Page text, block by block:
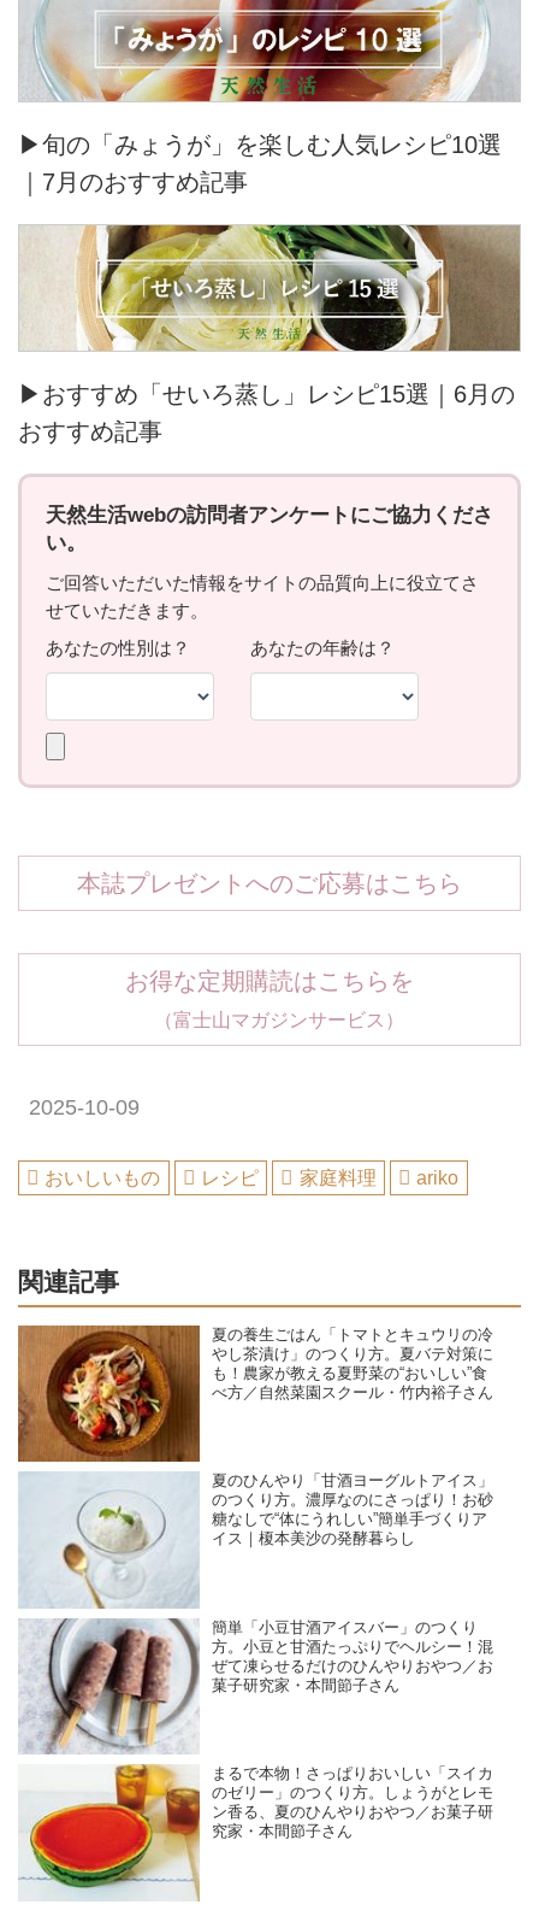
▶旬の「みょうが」を楽しむ人気レシピ10選
｜7月のおすすめ記事
▶おすすめ「せいろ蒸し」レシピ15選｜6月の
おすすめ記事
本誌プレゼントへのご応募はこちら
お得な定期購読はこちらを
（富士山マガジンサービス）
2025-10-09
おいしいもの レシピ 家庭料理 ariko
関連記事
夏の養生ごはん「トマトとキュウリの冷
やし茶漬け」のつくり方。夏バテ対策に
も！農家が教える夏野菜の“おいしい”食
べ方／自然菜園スクール・竹内裕子さん
夏のひんやり「甘酒ヨーグルトアイス」
のつくり方。濃厚なのにさっぱり！お砂
糖なしで“体にうれしい”簡単手づくりア
イス｜榎本美沙の発酵暮らし
簡単「小豆甘酒アイスバー」のつくり
方。小豆と甘酒たっぷりでヘルシー！混
ぜて凍らせるだけのひんやりおやつ／お
菓子研究家・本間節子さん
まるで本物！さっぱりおいしい「スイカ
のゼリー」のつくり方。しょうがとレモ
ン香る、夏のひんやりおやつ／お菓子研
究家・本間節子さん